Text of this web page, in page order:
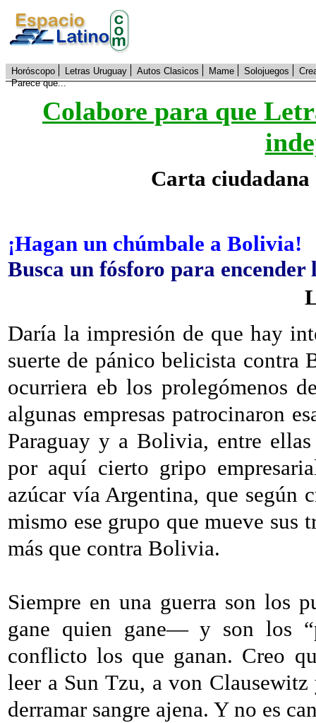
Horóscopo Letras Uruguay Autos Clasicos Mame Solojuegos
Parece que...
Colabore para que
Carta ciudadana
¡Hagan un chúmbale a Bolivia!
Busca un fósforo para
Daría la impresión de que hay
suerte de pánico belicista
ocurriera eb los prolegómenos
algunas empresas patrocinaron
Paraguay y a Bolivia, entre
por aquí cierto gripo
azúcar vía Argentina, que según
mismo ese grupo que mueve sus
más que contra Bolivia.
Siempre en una guerra son los
gane quien gane— y son los
conflicto los que ganan. Creo
leer a Sun Tzu, a von
derramar sangre ajena. Y no es